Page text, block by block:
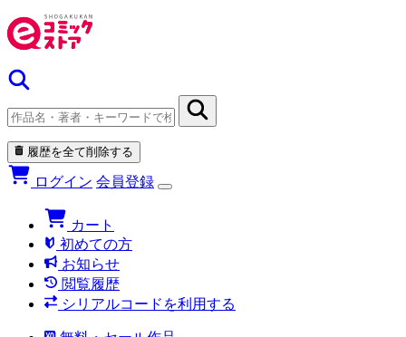
履歴を全て削除する
ログイン 会員登録
カート
初めての方
お知らせ
閲覧履歴
シリアルコードを利用する